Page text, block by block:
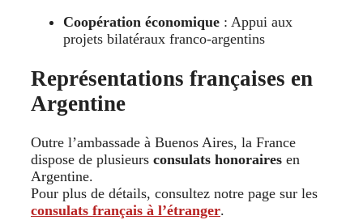
Coopération économique : Appui aux
projets bilatéraux franco-argentins
Représentations françaises en
Argentine
Outre l’ambassade à Buenos Aires, la France
dispose de plusieurs consulats honoraires en
Argentine.
Pour plus de détails, consultez notre page sur les
consulats français à l’étranger.